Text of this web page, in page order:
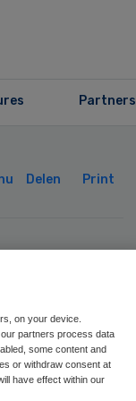
Partners
Delen Print
on your device.
partners process data
some content and
or withdraw consent at
have effect within our